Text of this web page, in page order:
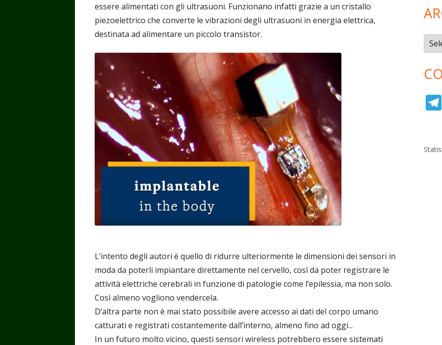
essere alimentati con gli ultrasuoni. Funzionano infatti grazie a un cristallo
piezoelettrico che converte le vibrazioni degli ultrasuoni in energia elettrica,
destinata ad alimentare un piccolo transistor.
L’intento degli autori è quello di ridurre ulteriormente le dimensioni dei sensori in
moda da poterli impiantare direttamente nel cervello, così da poter registrare le
attività elettriche cerebrali in funzione di patologie come l’epilessia, ma non solo.
Così almeno vogliono vendercela.
D’altra parte non è mai stato possibile avere accesso ai dati del corpo umano
catturati e registrati costantemente dall’interno, almeno fino ad oggi...
In un futuro molto vicino, questi sensori wireless potrebbero essere sistemati